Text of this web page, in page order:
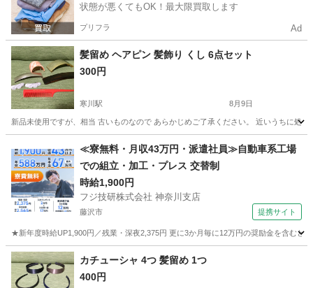
状態が悪くてもOK！最大限買取します
プリフラ Ad
髪留め ヘアピン 髪飾り くし 6点セット
300円
寒川駅 8月9日
新品未使用ですが、相当 古いものなので あらかじめご了承ください。 近いうちに処
寒川駅 アクセサリー くし
≪寮無料・月収43万円・派遣社員≫自動車系工場
での組立・加工・プレス 交替制
時給1,900円
フジ技研株式会社 神奈川支店
藤沢市 提携サイト
★新年度時給UP1,900円／残業・深夜2,375円 更に3か月毎に12万円の奨励金を含む
神奈川 藤沢市 その他
カチューシャ 4つ 髪留め 1つ
400円